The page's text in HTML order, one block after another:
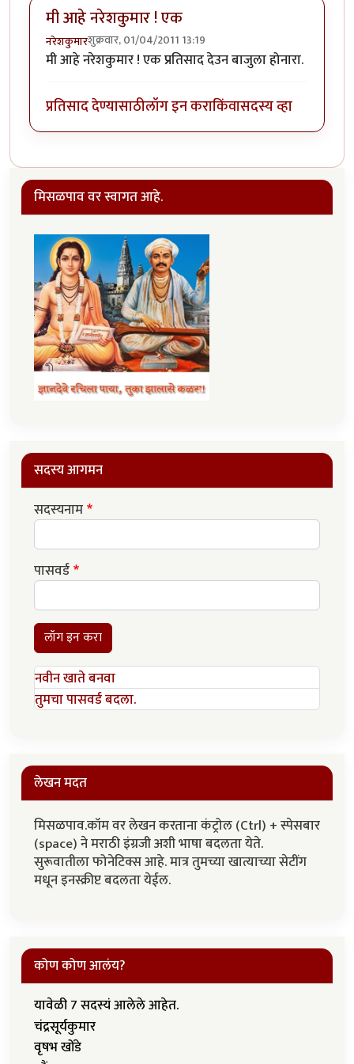
मी आहे नरेशकुमार ! एक
नरेशकुमारशुक्रवार, 01/04/2011 13:19
मी आहे नरेशकुमार ! एक प्रतिसाद देउन बाजुला होनारा.
प्रतिसाद देण्यासाठीलॉग इन कराकिंवासदस्य व्हा
मिसळपाव वर स्वागत आहे.
सदस्य आगमन
सदस्यनाम
पासवर्ड
लॉग इन करा
नवीन खाते बनवा
तुमचा पासवर्ड बदला.
लेखन मदत
मिसळपाव.कॉम वर लेखन करताना कंट्रोल (Ctrl) + स्पेसबार
(space) ने मराठी इंग्रजी अशी भाषा बदलता येते.
सुरूवातीला फोनेटिक्स आहे. मात्र तुमच्या खात्याच्या सेटींग
मधून इनस्क्रीप्ट बदलता येईल.
कोण कोण आलंय?
यावेळी 7 सदस्यं आलेले आहेत.
चंद्रसूर्यकुमार
वृषभ खोंडे